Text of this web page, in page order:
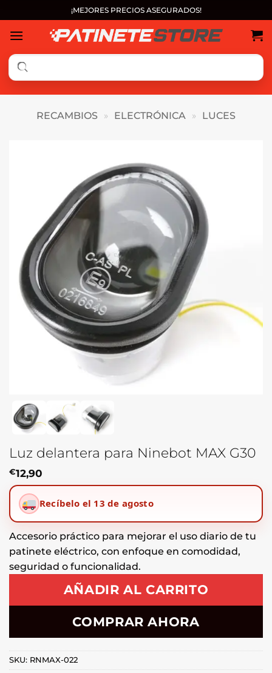
al
contenido
¡MEJORES PRECIOS ASEGURADOS!
RECAMBIOS » ELECTRÓNICA » LUCES
Luz delantera para Ninebot MAX G30
€12,90
Recíbelo el 13 de agosto
Accesorio práctico para mejorar el uso diario de tu
patinete eléctrico, con enfoque en comodidad,
seguridad o funcionalidad.
AÑADIR AL CARRITO
COMPRAR AHORA
SKU: RNMAX-022